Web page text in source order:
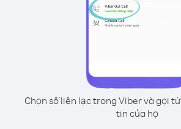
Chọn số liên lạc trong Viber và gọi
tin của họ